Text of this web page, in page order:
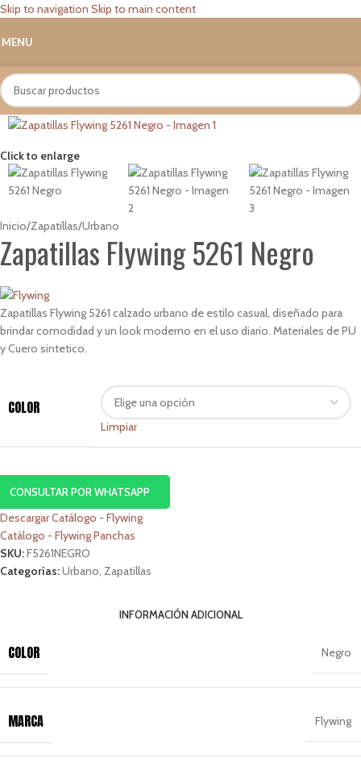
Skip to navigation Skip to main content
MENU
Click to enlarge
Inicio/Zapatillas/Urbano
Zapatillas Flywing 5261 Negro
Zapatillas Flywing 5261 calzado urbano de estilo casual, diseñado para
brindar comodidad y un look moderno en el uso diario. Materiales de PU
y Cuero sintetico.
COLOR
Limpiar
CONSULTAR POR WHATSAPP
Descargar Catálogo - Flywing
Catálogo - Flywing Panchas
SKU:F5261NEGRO
Categorías:Urbano, Zapatillas
INFORMACIÓN ADICIONAL
COLOR Negro
MARCA Flywing